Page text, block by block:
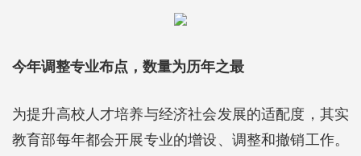
今年调整专业布点，数量为历年之最
为提升高校人才培养与经济社会发展的适配度，其实
教育部每年都会开展专业的增设、调整和撤销工作。